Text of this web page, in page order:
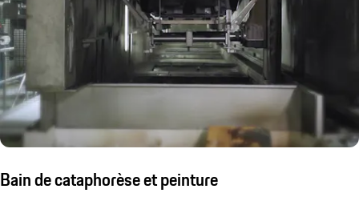
Bain de cataphorèse et peinture